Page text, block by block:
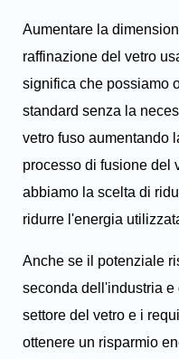
Aumentare la
raffinazione del vetro
significa che possiamo
standard senza la
vetro fuso aumentando
processo di fusione del
abbiamo la scelta di
ridurre l'energia
Anche se il potenziale
seconda dell'industria e
settore del vetro e i
ottenere un risparmio